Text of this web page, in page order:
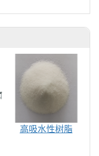
高吸水性树脂